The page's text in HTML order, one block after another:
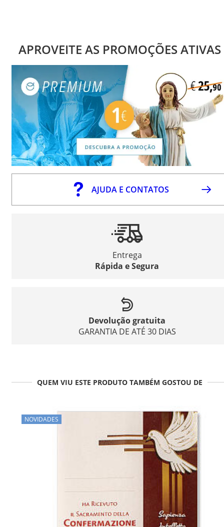
APROVEITE AS PROMOÇÕES ATIVAS
AJUDA E CONTATOS
Entrega
Rápida e Segura
Devolução gratuita
GARANTIA DE ATÉ 30 DIAS
QUEM VIU ESTE PRODUTO TAMBÉM GOSTOU DE
NOVIDADES